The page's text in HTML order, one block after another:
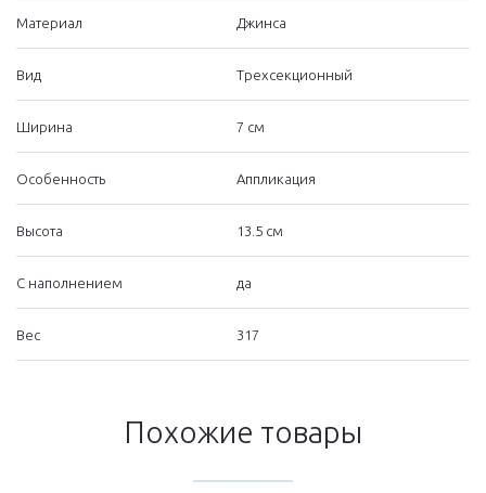
Материал Джинса
Вид Трехсекционный
Ширина 7 см
Особенность Аппликация
Высота 13.5 см
С наполнением да
Вес 317
Похожие товары